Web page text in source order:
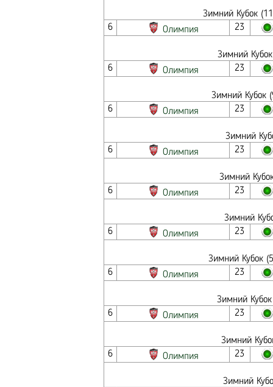
Зимний Кубок
6
Олимпия 23
Зимний
6
Олимпия 23
Зимний Кубок
6
Олимпия 23
Зимний
6
Олимпия 23
Зимний
6
Олимпия 23
Зимний
6
Олимпия 23
Зимний Кубок
6
Олимпия 23
Зимний
6
Олимпия 23
Зимний
6
Олимпия 23
Зимний